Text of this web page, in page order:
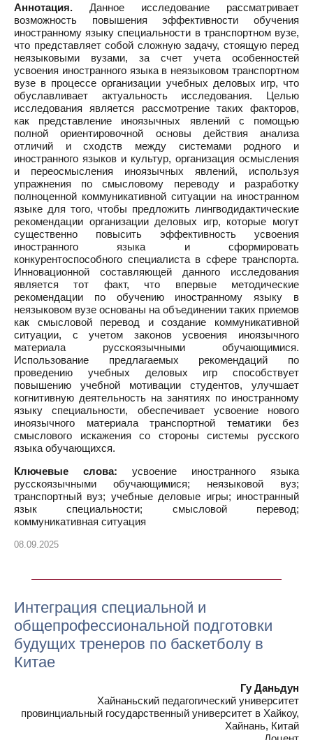
Аннотация. Данное исследование рассматривает
возможность повышения эффективности обучения
иностранному языку специальности в транспортном вузе,
что представляет собой сложную задачу, стоящую перед
неязыковыми вузами, за счет учета особенностей
усвоения иностранного языка в неязыковом транспортном
вузе в процессе организации учебных деловых игр, что
обуславливает актуальность исследования. Целью
исследования является рассмотрение таких факторов,
как представление иноязычных явлений с помощью
полной ориентировочной основы действия анализа
отличий и сходств между системами родного и
иностранного языков и культур, организация осмысления
и переосмысления иноязычных явлений, используя
упражнения по смысловому переводу и разработку
полноценной коммуникативной ситуации на иностранном
языке для того, чтобы предложить лингводидактические
рекомендации организации деловых игр, которые могут
существенно повысить эффективность усвоения
иностранного языка и сформировать
конкурентоспособного специалиста в сфере транспорта.
Инновационной составляющей данного исследования
является тот факт, что впервые методические
рекомендации по обучению иностранному языку в
неязыковом вузе основаны на объединении таких приемов
как смысловой перевод и создание коммуникативной
ситуации, с учетом законов усвоения иноязычного
материала русскоязычными обучающимися.
Использование предлагаемых рекомендаций по
проведению учебных деловых игр способствует
повышению учебной мотивации студентов, улучшает
когнитивную деятельность на занятиях по иностранному
языку специальности, обеспечивает усвоение нового
иноязычного материала транспортной тематики без
смыслового искажения со стороны системы русского
языка обучающихся.
Ключевые слова: усвоение иностранного языка
русскоязычными обучающимися; неязыковой вуз;
транспортный вуз; учебные деловые игры; иностранный
язык специальности; смысловой перевод;
коммуникативная ситуация
08.09.2025
Интеграция специальной и
общепрофессиональной подготовки
будущих тренеров по баскетболу в
Китае
Гу Даньдун
Хайнаньский педагогический университет
провинциальный государственный университет в Хайкоу,
Хайнань, Китай